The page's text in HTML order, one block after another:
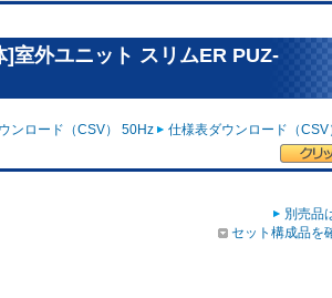
室外ユニット スリムER PUZ-
ンロード（CSV） 50Hz 仕様表ダウンロード（
別売品
セット構成品を